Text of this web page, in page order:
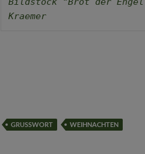
Kraemer
GRUSSWORT WEIHNACHTEN